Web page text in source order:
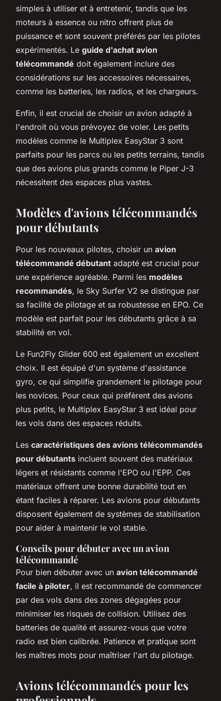
simples à utiliser et à entretenir, tandis que les
moteurs à essence ou nitro offrent plus de
puissance et sont souvent préférés par les pilotes
expérimentés. Le guide d'achat avion
télécommandé doit également inclure des
considérations sur les accessoires nécessaires,
comme les batteries, les radios, et les chargeurs.
Enfin, il est crucial de choisir un avion adapté à
l'endroit où vous prévoyez de voler. Les petits
modèles comme le Multiplex EasyStar 3 sont
parfaits pour les parcs ou les petits terrains, tandis
que des avions plus grands comme le Piper J-3
nécessitent des espaces plus vastes.
Modèles d'avions télécommandés
pour débutants
Pour les nouveaux pilotes, choisir un avion
télécommandé débutant adapté est crucial pour
une expérience agréable. Parmi les modèles
recommandés, le Sky Surfer V2 se distingue par
sa facilité de pilotage et sa robustesse en EPO. Ce
modèle est parfait pour les débutants grâce à sa
stabilité en vol.
Le Fun2Fly Glider 600 est également un excellent
choix. Il est équipé d'un système d'assistance
gyro, ce qui simplifie grandement le pilotage pour
les novices. Pour ceux qui préfèrent des avions
plus petits, le Multiplex EasyStar 3 est idéal pour
les vols dans des espaces réduits.
Les caractéristiques des avions télécommandés
pour débutants incluent souvent des matériaux
légers et résistants comme l'EPO ou l'EPP. Ces
matériaux offrent une bonne durabilité tout en
étant faciles à réparer. Les avions pour débutants
disposent également de systèmes de stabilisation
pour aider à maintenir le vol stable.
Conseils pour débuter avec un avion
télécommandé
Pour bien débuter avec un avion télécommandé
facile à piloter, il est recommandé de commencer
par des vols dans des zones dégagées pour
minimiser les risques de collision. Utilisez des
batteries de qualité et assurez-vous que votre
radio est bien calibrée. Patience et pratique sont
les maîtres mots pour maîtriser l'art du pilotage.
Avions télécommandés pour les